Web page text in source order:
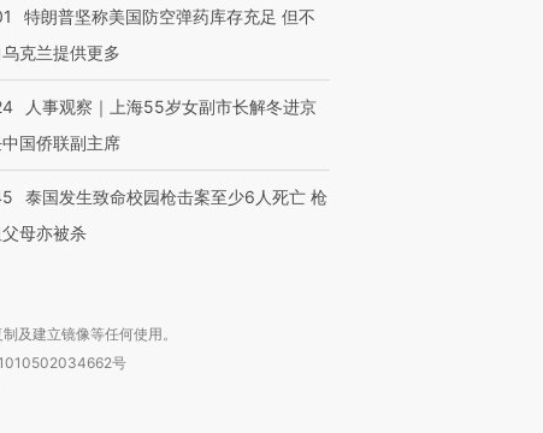
特朗普坚称美国防空弹药库存充足 但不
克兰提供更多
人事观察｜上海55岁女副市长解冬进京
国侨联副主席
泰国发生致命校园枪击案至少6人死亡 枪
母亦被杀
及建立镜像等任何使用。
号